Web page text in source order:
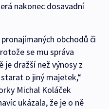
nakonec dosavadní
obchodů či
se mu správa
je dražší než výnosy z
o jiný majetek,“
Michal Koláček
ukázala, že je o ně